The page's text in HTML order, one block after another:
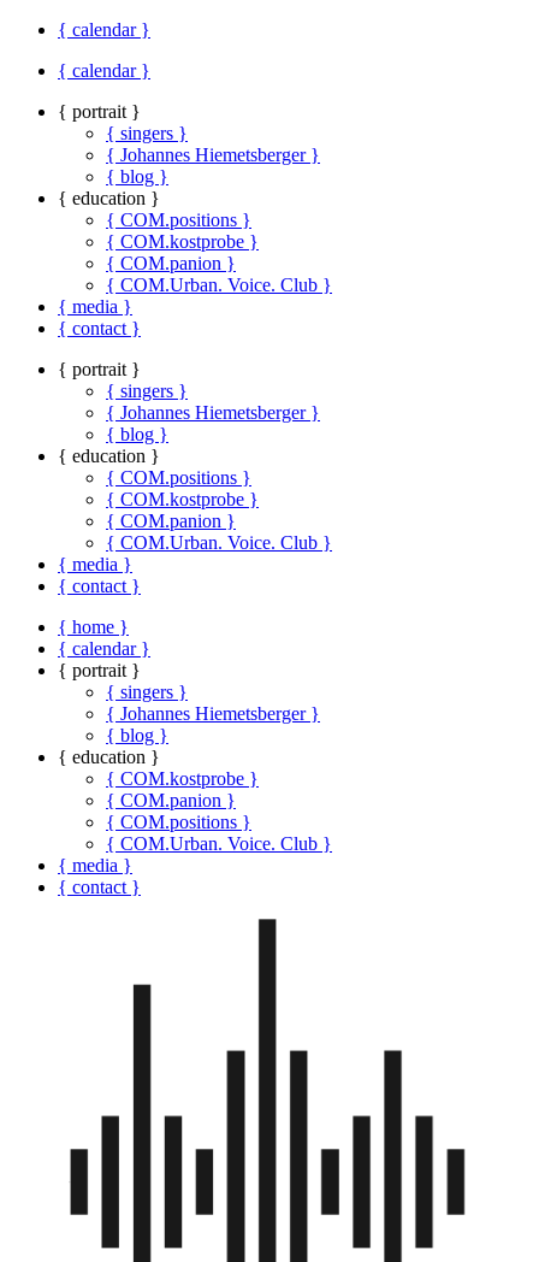
{ calendar }
{ calendar }
{ portrait }
{ singers }
{ Johannes Hiemetsberger }
{ blog }
{ education }
{ COM.positions }
{ COM.kostprobe }
{ COM.panion }
{ COM.Urban. Voice. Club }
{ media }
{ contact }
{ portrait }
{ singers }
{ Johannes Hiemetsberger }
{ blog }
{ education }
{ COM.positions }
{ COM.kostprobe }
{ COM.panion }
{ COM.Urban. Voice. Club }
{ media }
{ contact }
{ home }
{ calendar }
{ portrait }
{ singers }
{ Johannes Hiemetsberger }
{ blog }
{ education }
{ COM.kostprobe }
{ COM.panion }
{ COM.positions }
{ COM.Urban. Voice. Club }
{ media }
{ contact }